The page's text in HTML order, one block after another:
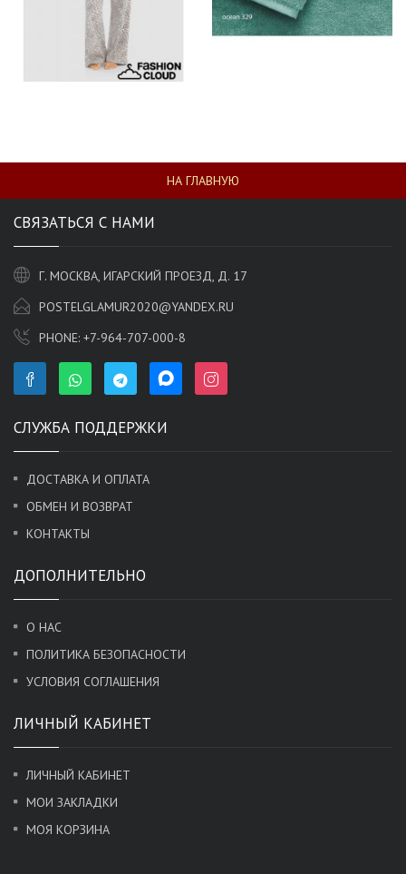
НА ГЛАВНУЮ
СВЯЗАТЬСЯ С НАМИ
Г. МОСКВА, ИГАРСКИЙ ПРОЕЗД, Д. 17
POSTELGLAMUR2020@YANDEX.RU
PHONE: +7-964-707-000-8
СЛУЖБА ПОДДЕРЖКИ
ДОСТАВКА И ОПЛАТА
ОБМЕН И ВОЗВРАТ
КОНТАКТЫ
ДОПОЛНИТЕЛЬНО
О НАС
ПОЛИТИКА БЕЗОПАСНОСТИ
УСЛОВИЯ СОГЛАШЕНИЯ
ЛИЧНЫЙ КАБИНЕТ
ЛИЧНЫЙ КАБИНЕТ
МОИ ЗАКЛАДКИ
МОЯ КОРЗИНА